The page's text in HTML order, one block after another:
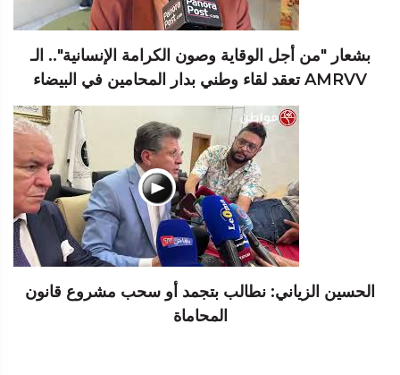
بشعار "من أجل الوقاية وصون الكرامة الإنسانية".. الـ
AMRVV تعقد لقاء وطني بدار المحامين في البيضاء
الحسين الزياني: نطالب بتجمد أو سحب مشروع قانون
المحاماة